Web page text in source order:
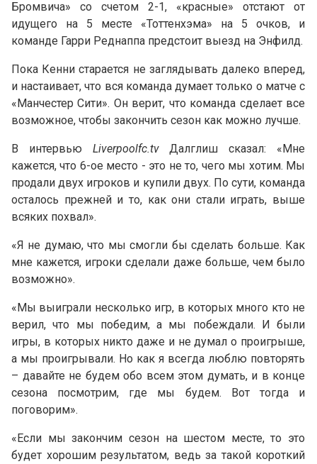
Бромвича» со счетом 2-1, «красные» отстают от
идущего на 5 месте «Тоттенхэма» на 5 очков, и
команде Гарри Реднаппа предстоит выезд на Энфилд.
Пока Кенни старается не заглядывать далеко вперед,
и настаивает, что вся команда думает только о матче с
«Манчестер Сити». Он верит, что команда сделает все
возможное, чтобы закончить сезон как можно лучше.
В интервью Liverpoolfc.tvДалглиш сказал: «Мне
кажется, что 6-ое место - это не то, чего мы хотим. Мы
продали двух игроков и купили двух. По сути, команда
осталось прежней и то, как они стали играть, выше
всяких похвал».
«Я не думаю, что мы смогли бы сделать больше. Как
мне кажется, игроки сделали даже больше, чем было
возможно».
«Мы выиграли несколько игр, в которых много кто не
верил, что мы победим, а мы побеждали. И были
игры, в которых никто даже и не думал о проигрыше,
а мы проигрывали. Но как я всегда люблю повторять
– давайте не будем обо всем этом думать, и в конце
сезона посмотрим, где мы будем. Вот тогда и
поговорим».
«Если мы закончим сезон на шестом месте, то это
будет хорошим результатом, ведь за такой короткий